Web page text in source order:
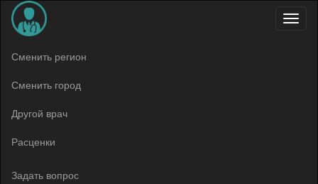
Меню
Сменить регион
Сменить город
Другой врач
Расценки
Задать вопрос